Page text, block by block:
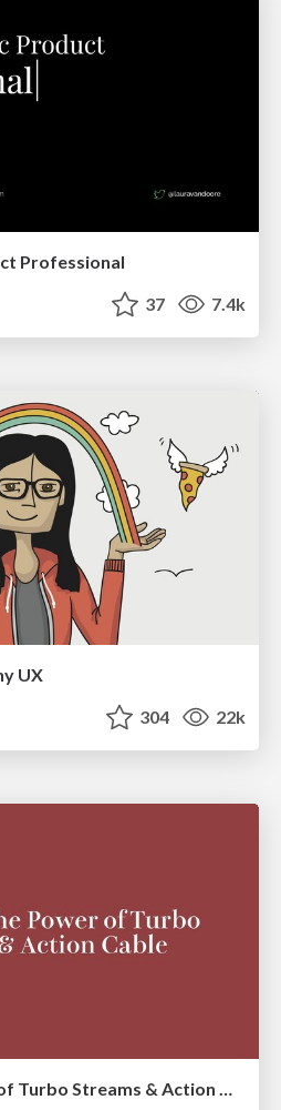
Professional
37 7.4k
UX
304 22k